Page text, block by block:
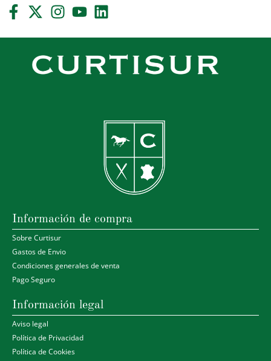
Información de compra
Sobre Curtisur
Gastos de Envio
Condiciones generales de venta
Pago Seguro
Información legal
Aviso legal
Política de Privacidad
Política de Cookies